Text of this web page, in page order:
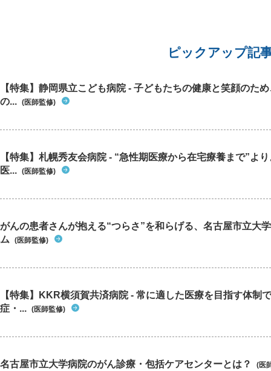
ピックアップ記
【特集】静岡県立こども病院 - 子どもたちの健康と笑顔のた
の... (医師監修)
【特集】札幌秀友会病院 - “急性期医療から在宅療養まで”よ
医... (医師監修)
がんの患者さんが抱える“つらさ”を和らげる、名古屋市立大
ム
(医師監修)
【特集】KKR横須賀共済病院 - 常に適した医療を目指す体制
症・... (医師監修)
名古屋市立大学病院のがん診療・包括ケアセンターとは？ (医